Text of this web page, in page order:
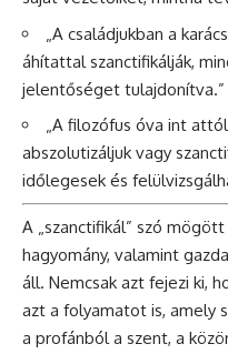
„A családjukban a
áhítattal szanctifikálják,
jelentőséget tulajdonítva.”
„A filozófus óva int
abszolutizáljuk vagy
időlegesek és
A „szanctifikál” szó
hagyomány, valamint
áll. Nemcsak azt fejezi ki,
azt a folyamatot is, amely
a profánból a szent, a